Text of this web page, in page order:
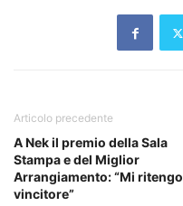
Articolo precedente
A Nek il premio della Sala
Stampa e del Miglior
Arrangiamento: “Mi ritengo
vincitore”